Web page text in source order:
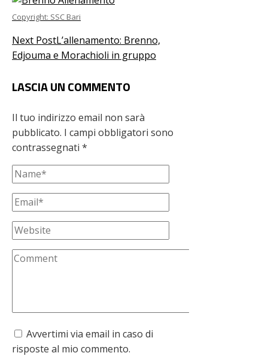
Copyright: SSC Bari
Next PostL’allenamento: Brenno,
Edjouma e Morachioli in gruppo
LASCIA UN COMMENTO
Il tuo indirizzo email non sarà
pubblicato. I campi obbligatori sono
contrassegnati *
Avvertimi via email in caso di
risposte al mio commento.